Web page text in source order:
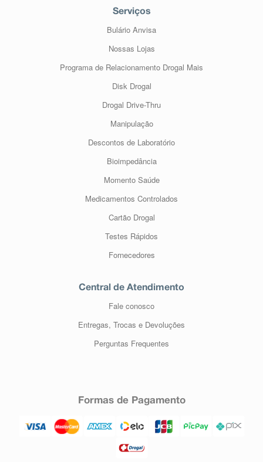
Serviços
Bulário Anvisa
Nossas Lojas
Programa de Relacionamento Drogal Mais
Disk Drogal
Drogal Drive-Thru
Manipulação
Descontos de Laboratório
Bioimpedância
Momento Saúde
Medicamentos Controlados
Cartão Drogal
Testes Rápidos
Fornecedores
Central de Atendimento
Fale conosco
Entregas, Trocas e Devoluções
Perguntas Frequentes
Formas de Pagamento